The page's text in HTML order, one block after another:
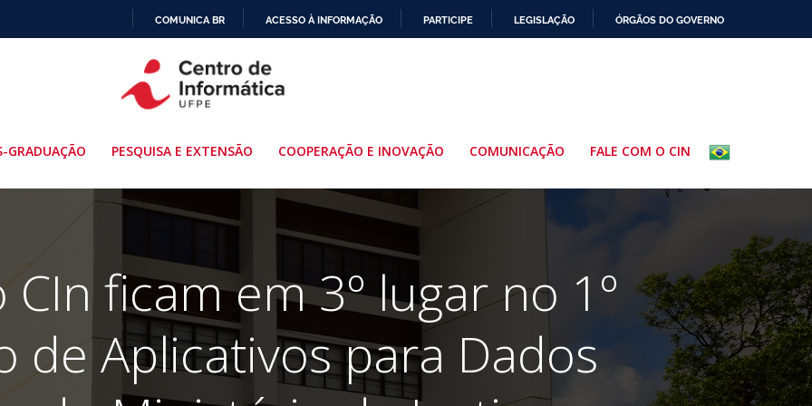
PARA
O
COMUNICA BR ACESSO À INFORMAÇÃO PARTICIPE LEGISLAÇÃO ÓRGÃOS DO GOVERNO
GRADUAÇÃO PESQUISA E EXTENSÃO COOPERAÇÃO E INOVAÇÃO COMUNICAÇÃO FALE COM O CIN
ficam em 3º lugar no 1º
de Aplicativos para Dados